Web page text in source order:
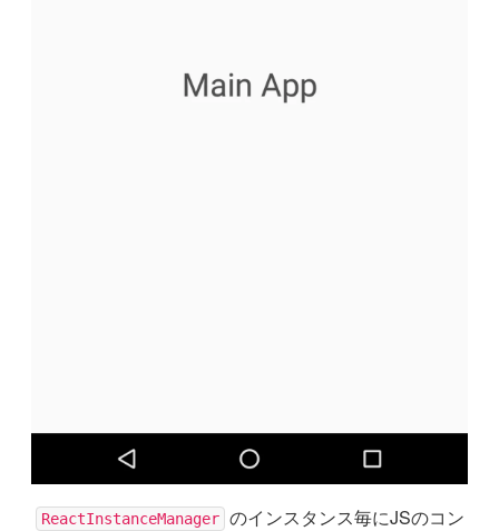
ReactInstanceManager のインスタンス毎にJSのコン